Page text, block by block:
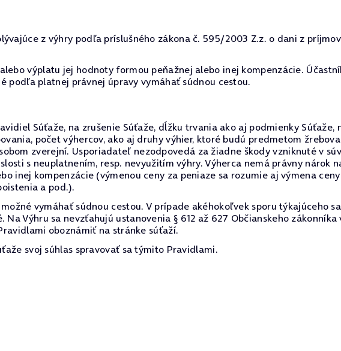
z výhry podľa príslušného zákona č. 595/2003 Z.z. o dani z
výplatu jej hodnoty formou peňažnej alebo inej kompenzácie.
podľa platnej právnej úpravy vymáhať súdnou cestou.
Súťaže, na zrušenie Súťaže, dĺžku trvania ako aj podmienky Súťaže,
počet výhercov, ako aj druhy výhier, ktoré budú predmetom
zverejní. Usporiadateľ nezodpovedá za žiadne škody vzniknuté v
s neuplatnením, resp. nevyužitím výhry. Výherca nemá právny nárok
inej kompenzácie (výmenou ceny za peniaze sa rozumie aj výmena
a pod.).
vymáhať súdnou cestou. V prípade akéhokoľvek sporu týkajúceho
Výhru sa nevzťahujú ustanovenia § 612 až 627 Občianskeho zákonníka
oboznámiť na stránke súťaží.
svoj súhlas spravovať sa týmito Pravidlami.